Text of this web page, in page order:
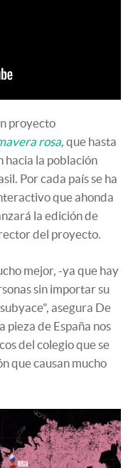
proyecto
rosa, que hasta
hacia la población
Por cada país se ha
que ahonda
la edición de
del proyecto.
mejor, -ya que hay
sin importar su
asegura De
pieza de España nos
del colegio que se
que causan mucho